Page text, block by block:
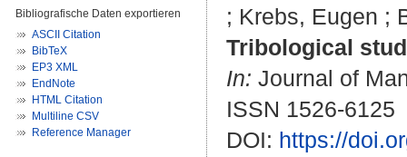
Bibliografische Daten exportieren
ASCII Citation
BibTeX
EP3 XML
EndNote
HTML Citation
Multiline CSV
Reference Manager
; Krebs, Eugen ;
Tribological
In: Journal of
ISSN 1526-6125
DOI: https://